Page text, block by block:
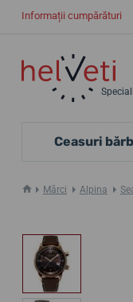
Informații cumpărături
Ceasuri
Mărci Alpina